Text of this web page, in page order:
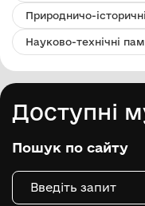
Природничо-
Науково-технічні
Доступні
Пошук по сайту